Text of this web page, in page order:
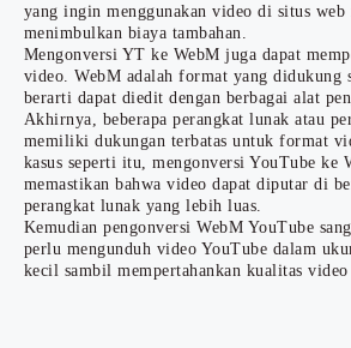
yang ingin menggunakan video di situs web
menimbulkan biaya tambahan.
Mengonversi YT ke WebM juga dapat
video. WebM adalah format yang didukung
berarti dapat diedit dengan berbagai alat
Akhirnya, beberapa perangkat lunak atau
memiliki dukungan terbatas untuk format
kasus seperti itu, mengonversi YouTube ke
memastikan bahwa video dapat diputar di
perangkat lunak yang lebih luas.
Kemudian pengonversi WebM YouTube
perlu mengunduh video YouTube dalam
kecil sambil mempertahankan kualitas video